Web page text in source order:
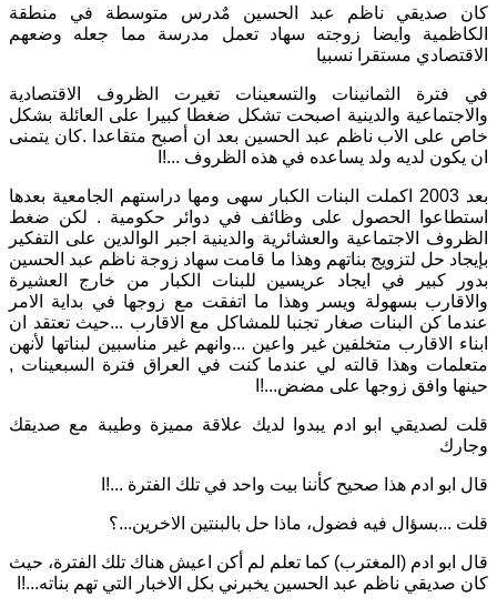
كان صديقي ناظم عبد الحسين مٌدرس متوسطة في منطقة
الكاظمية وايضا زوجته سهاد تعمل مدرسة مما جعله وضعهم
الاقتصادي مستقرا نسبيا
في فترة الثمانينات والتسعينات تغيرت الظروف الاقتصادية
والاجتماعية والدينية اصبحت تشكل ضغطا كبيرا على العائلة بشكل
خاص على الاب ناظم عبد الحسين بعد ان أصبح متقاعدا .كان يتمنى
ان يكون لديه ولد يساعده في هذه الظروف ...!
بعد 2003
اكملت البنات الكبار سهى ومها دراستهم الجامعية بعدها
استطاعوا الحصول على وظائف في دوائر حكومية . لكن ضغط
الظروف الاجتماعية والعشائرية والدينية اجبر الوالدين على التفكير
بإيجاد حل لتزويج بناتهم وهذا ما قامت سهاد زوجة ناظم عبد الحسين
بدور كبير في ايجاد عريسين للبنات الكبار من خارج العشيرة
والاقارب بسهولة ويسر وهذا ما اتفقت مع زوجها في بداية الامر
عندما كن البنات صغار تجنبا للمشاكل مع الاقارب ...حيث تعتقد ان
ابناء الاقارب متخلفين غير واعين ...وانهم غير مناسبين لبناتها لأنهن
متعلمات وهذا قالته لي عندما كنت في العراق فترة السبعينات ,
حينها وافق زوجها على مضض...!
قلت لصديقي ابو ادم يبدوا لديك علاقة مميزة وطيبة مع صديقك
وجارك
قال ابو ادم هذا صحيح كأننا بيت واحد في تلك الفترة ...
!
قلت ...بسؤال فيه فضول، ماذا حل بالبنتين الاخرين...؟
قال ابو ادم ( المغترب) كما تعلم لم أكن
اعيش هناك تلك الفترة، حيث
كان صديقي ناظم عبد الحسين يخبرني بكل الاخبار التي تهم بناته...!